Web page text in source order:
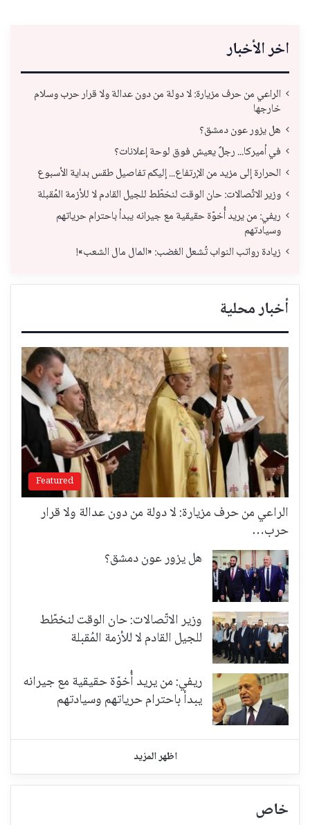
اخر الأخبار
الراعي من حرف مزيارة: لا دولة من دون عدالة ولا قرار حرب وسلام
خارجها
هل يزور عون دمشق؟
في أميركا... رجلٌ يعيش فوق لوحة إعلانات؟
الحرارة إلى مزيد من الإرتفاع... إليكم تفاصيل طقس بداية الأسبوع
وزير الاتّصالات: حان الوقت لنخطّط للجيل القادم لا للأزمة المُقبلة
ريفي: من يريد أُخوّة حقيقية مع جيرانه يبدأ باحترام حرياتهم
وسيادتهم
زيادة رواتب النواب تُشعل الغضب: «المال مال الشعب»!
أخبار محلية
Featured
الراعي من حرف مزيارة: لا دولة من دون عدالة ولا قرار
حرب…
هل يزور عون دمشق؟
وزير الاتّصالات: حان الوقت لنخطّط
للجيل القادم لا للأزمة المُقبلة
ريفي: من يريد أُخوّة حقيقية مع جيرانه
يبدأ باحترام حرياتهم وسيادتهم
اظهر المزيد
خاص